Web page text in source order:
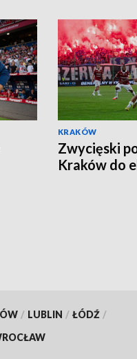
KRAKÓW
Zwycięski
Kraków do
/ LUBLIN / ŁÓDŹ /